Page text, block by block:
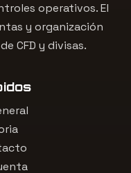
operativos. El
y organización
CFD y divisas.